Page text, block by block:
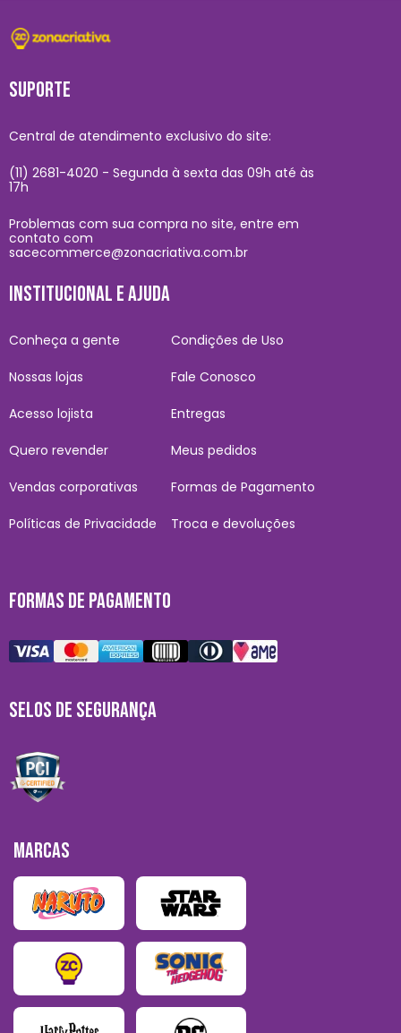
SUPORTE
Central de atendimento exclusivo do site:
(11) 2681-4020 - Segunda à sexta das 09h até às
17h
Problemas com sua compra no site, entre em
contato com
sacecommerce@zonacriativa.com.br
INSTITUCIONAL E AJUDA
Conheça a gente
Nossas lojas
Acesso lojista
Quero revender
Vendas corporativas
Políticas de Privacidade
Condições de Uso
Fale Conosco
Entregas
Meus pedidos
Formas de Pagamento
Troca e devoluções
FORMAS DE PAGAMENTO
SELOS DE SEGURANÇA
MARCAS